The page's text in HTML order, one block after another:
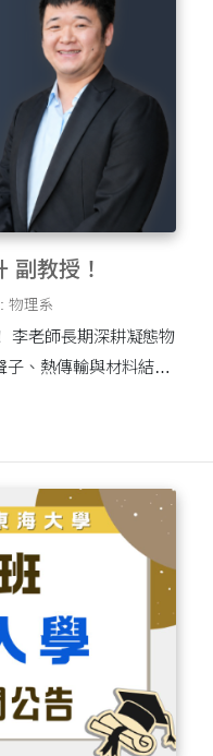
副教授！
物理系
子、熱傳輸與材料結構
國際頂尖期刊中發表
的學術能量與....